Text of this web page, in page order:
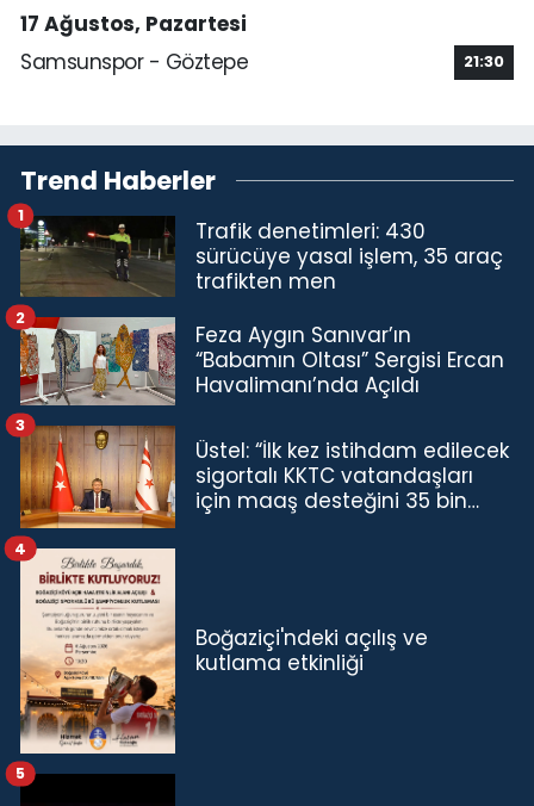
17 Ağustos, Pazartesi
Samsunspor - Göztepe
21:30
Trend Haberler
Trafik denetimleri: 430
sürücüye yasal işlem, 35 araç
trafikten men
1
Feza Aygın Sanıvar’ın
“Babamın Oltası” Sergisi Ercan
Havalimanı’nda Açıldı
2
Üstel: “İlk kez istihdam edilecek
sigortalı KKTC vatandaşları
için maaş desteğini 35 bin
3
Boğaziçi'ndeki açılış ve
kutlama etkinliği
4
5